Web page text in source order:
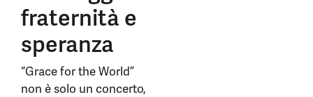
fraternità e
speranza
“Grace for the World”
non è solo un concerto,